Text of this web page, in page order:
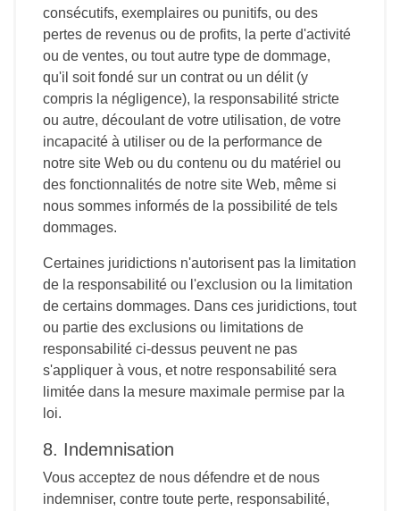
consécutifs, exemplaires ou punitifs, ou des
pertes de revenus ou de profits, la perte d'activité
ou de ventes, ou tout autre type de dommage,
qu'il soit fondé sur un contrat ou un délit (y
compris la négligence), la responsabilité stricte
ou autre, découlant de votre utilisation, de votre
incapacité à utiliser ou de la performance de
notre site Web ou du contenu ou du matériel ou
des fonctionnalités de notre site Web, même si
nous sommes informés de la possibilité de tels
dommages.
Certaines juridictions n'autorisent pas la limitation
de la responsabilité ou l'exclusion ou la limitation
de certains dommages. Dans ces juridictions, tout
ou partie des exclusions ou limitations de
responsabilité ci-dessus peuvent ne pas
s'appliquer à vous, et notre responsabilité sera
limitée dans la mesure maximale permise par la
loi.
8. Indemnisation
Vous acceptez de nous défendre et de nous
indemniser, contre toute perte, responsabilité,